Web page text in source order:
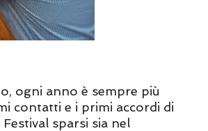
ogni anno è sempre più
contatti e i primi accordi di
sparsi sia nel